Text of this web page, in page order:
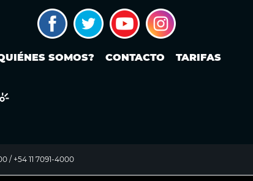
SOMOS? CONTACTO TARIFAS
/ +54 11 7091-4000